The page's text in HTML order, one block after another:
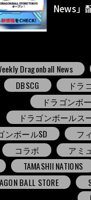
News」
Dragonball News
DBSCG
ドラ
ドラゴンボ
ドラゴンボールス
ンボールSD
フ
コラボ
アミ
TAMASHII NATIONS
BALL STORE